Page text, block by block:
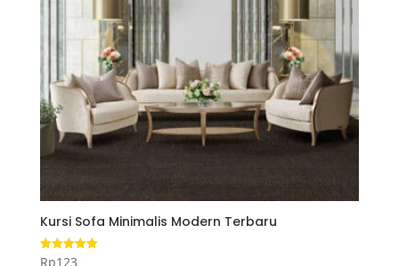
Kursi Sofa Minimalis Modern Terbaru
Dinilai
Rp123